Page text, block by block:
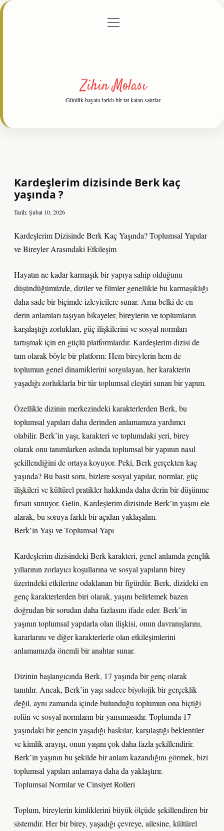
Gizlilik Politikası
menüyü
Zihin Molası
Günlük hayata farklı bir tat katan satırlar.
Kardeşlerim dizisinde Berk kaç
yaşında ?
Tarih: Şubat 10, 2026
Kardeşlerim Dizisinde Berk Kaç Yaşında? Toplumsal Yapılar
ve Bireyler Arasındaki Etkileşim
Hayatın ne kadar karmaşık bir yapıya sahip olduğunu
düşündüğümüzde, diziler ve filmler genellikle bu karmaşıklığı
daha sade bir biçimde izleyicilere sunar. Ama belki de en
derin anlamları taşıyan hikayeler, bireylerin ve toplumların
karşılaştığı zorlukları, güç ilişkilerini ve sosyal normları
tartışmak için en güçlü platformlardır. Kardeşlerim dizisi de
tam olarak böyle bir platform: Hem bireylerin hem de
toplumun genel dinamiklerini sorgulayan, her karakterin
yaşadığı zorluklarla bir tür toplumsal eleştiri sunan bir yapım.
Özellikle dizinin merkezindeki karakterlerden Berk, bu
toplumsal yapıları daha derinden anlamamıza yardımcı
olabilir. Berk’in yaşı, karakteri ve toplumdaki yeri, birey
olarak onu tanımlarken aslında toplumsal bir yapının nasıl
şekillendiğini de ortaya koyuyor. Peki, Berk gerçekten kaç
yaşında? Bu basit soru, bizlere sosyal yapılar, normlar, güç
ilişkileri ve kültürel pratikler hakkında daha derin bir düşünme
fırsatı sunuyor. Gelin, Kardeşlerim dizisinde Berk’in yaşını ele
alarak, bu soruya farklı bir açıdan yaklaşalım.
Berk’in Yaşı ve Toplumsal Yapı
Kardeşlerim dizisindeki Berk karakteri, genel anlamda gençlik
yıllarının zorlayıcı koşullarına ve sosyal yapıların birey
üzerindeki etkilerine odaklanan bir figürdür. Berk, dizideki en
genç karakterlerden biri olarak, yaşını belirlemek bazen
doğrudan bir sorudan daha fazlasını ifade eder. Berk’in
yaşının toplumsal yapılarla olan ilişkisi, onun davranışlarını,
kararlarını ve diğer karakterlerle olan etkileşimlerini
anlamamızda önemli bir anahtar sunar.
Dizinin başlangıcında Berk, 17 yaşında bir genç olarak
tanıtılır. Ancak, Berk’in yaşı sadece biyolojik bir gerçeklik
değil, aynı zamanda içinde bulunduğu toplumun ona biçtiği
rolün ve sosyal normların bir yansımasıdır. Toplumda 17
yaşındaki bir gencin yaşadığı baskılar, karşılaştığı beklentiler
ve kimlik arayışı, onun yaşını çok daha fazla şekillendirir.
Berk’in yaşının bu şekilde bir anlam kazandığını görmek, bizi
toplumsal yapıları anlamaya daha da yaklaştırır.
Toplumsal Normlar ve Cinsiyet Rolleri
Toplum, bireylerin kimliklerini büyük ölçüde şekillendiren bir
sistemdir. Her bir birey, yaşadığı çevreye, ailesine, kültürel